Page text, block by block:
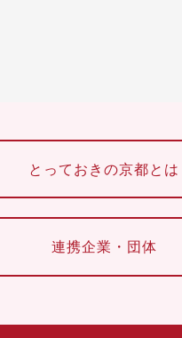
とっておきの京都とは
連携企業・団体